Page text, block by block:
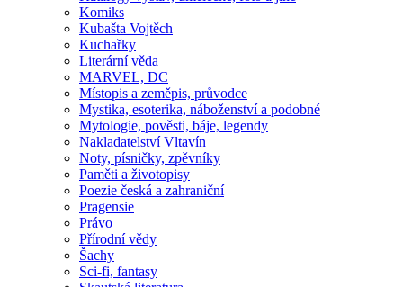
Komiks
Kubašta Vojtěch
Kuchařky
Literární věda
MARVEL, DC
Místopis a zeměpis, průvodce
Mystika, esoterika, náboženství a podobné
Mytologie, pověsti, báje, legendy
Nakladatelství Vltavín
Noty, písničky, zpěvníky
Paměti a životopisy
Poezie česká a zahraniční
Pragensie
Právo
Přírodní vědy
Šachy
Sci-fi, fantasy